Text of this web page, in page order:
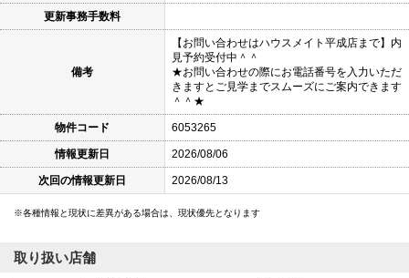
更新事務手数料
備考
【お問い合わせはハウスメイト平成店まで】内
見予約受付中＾＾
★お問い合わせの際にお電話番号を入力いただ
きますとご見学までスムーズにご案内できます
＾＾★
物件コード 6053265
情報更新日 2026/08/06
次回の情報更新日 2026/08/13
各種情報と現状に差異がある場合は、現状優先となります
取り扱い店舗